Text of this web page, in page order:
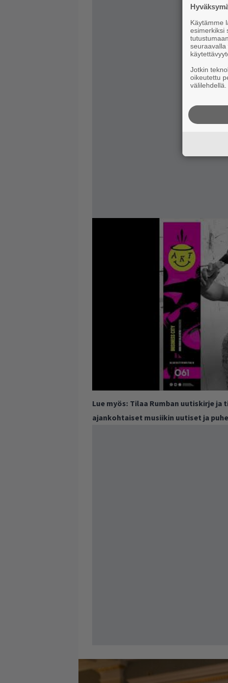
Lue myös: Tilaa Rumban uutiskirje ja
ajankohtaiset musiikin uutiset ja
Käytämme
esimerkiksi
seuraavalla
Jotkin
oikeutettu
välilehdellä.